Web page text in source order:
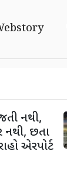
નથી,
નથી, છતા
એરપોર્ટ